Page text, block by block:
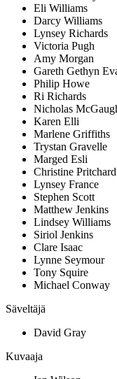
Eli Williams
Darcy Williams
Lynsey Richards
Victoria Pugh
Amy Morgan
Gareth Gethyn
Philip Howe
Ri Richards
Nicholas
Karen Elli
Marlene Griffiths
Trystan Gravelle
Marged Esli
Christine Pritchard
Lynsey France
Stephen Scott
Matthew Jenkins
Lindsey Williams
Siriol Jenkins
Clare Isaac
Lynne Seymour
Tony Squire
Michael Conway
Säveltäjä
David Gray
Kuvaaja